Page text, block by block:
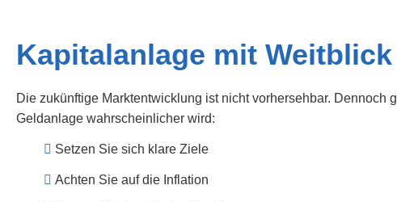
Kapitalanlage mit Weitblick
Die zukünftige Marktentwicklung ist nicht vorhersehbar.
Geldanlage wahrscheinlicher wird:
Setzen Sie sich klare Ziele
Achten Sie auf die Inflation